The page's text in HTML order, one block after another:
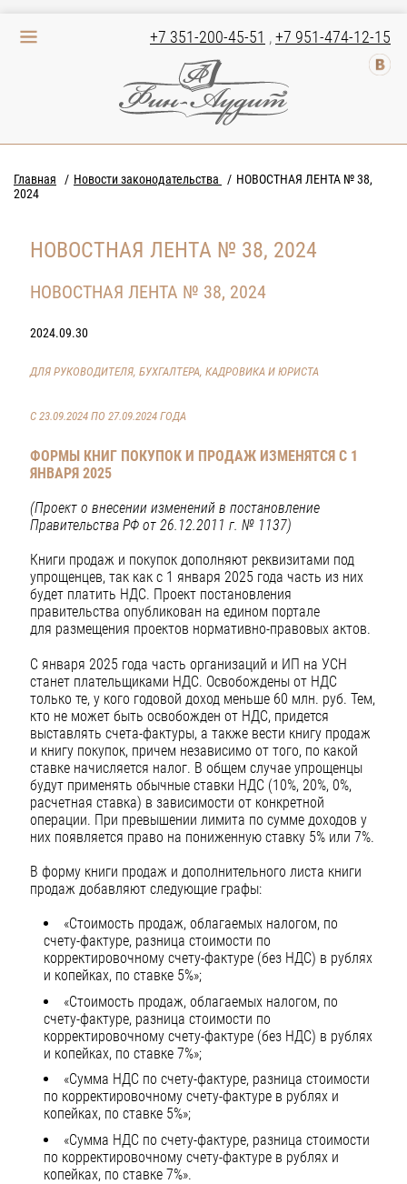
+7 351-200-45-51 ,+7 951-474-12-15
Главная Новости законодательства
НОВОСТНАЯ ЛЕНТА № 38,
2024
НОВОСТНАЯ ЛЕНТА № 38, 2024
НОВОСТНАЯ ЛЕНТА № 38, 2024
2024.09.30
ДЛЯ РУКОВОДИТЕЛЯ, БУХГАЛТЕРА, КАДРОВИКА И ЮРИСТА
С 23.09.2024 ПО 27.09.2024 ГОДА
ФОРМЫ КНИГ ПОКУПОК И ПРОДАЖ ИЗМЕНЯТСЯ С 1
ЯНВАРЯ 2025
(Проект о внесении изменений в постановление
Правительства РФ от 26.12.2011 г. № 1137)
Книги продаж и покупок дополняют реквизитами под
упрощенцев, так как с 1 января 2025 года часть из них
будет платить НДС. Проект постановления
правительства опубликован на едином портале
для размещения проектов нормативно-правовых актов.
С января 2025 года часть организаций и ИП на УСН
станет плательщиками НДС. Освобождены от НДС
только те, у кого годовой доход меньше 60 млн. руб. Тем,
кто не может быть освобожден от НДС, придется
выставлять счета-фактуры, а также вести книгу продаж
и книгу покупок, причем независимо от того, по какой
ставке начисляется налог. В общем случае упрощенцы
будут применять обычные ставки НДС (10%, 20%, 0%,
расчетная ставка) в зависимости от конкретной
операции. При превышении лимита по сумме доходов у
них появляется право на пониженную ставку 5% или 7%.
В форму книги продаж и дополнительного листа книги
продаж добавляют следующие графы:
«Стоимость продаж, облагаемых налогом, ‎по
счету-фактуре, разница стоимости по
корректировочному счету-фактуре (без НДС) в рублях
и копейках, по ставке 5%»;
«Стоимость продаж, облагаемых налогом, по
счету-фактуре, разница стоимости ‎по
корректировочному счету-фактуре (без НДС) в рублях
и копейках, ‎по ставке 7%»;
«Сумма НДС по счету-фактуре, разница стоимости
‎по корректировочному счету-фактуре в рублях и
копейках, по ставке 5%»;
«Сумма НДС по счету-фактуре, разница стоимости
‎по корректировочному счету-фактуре в рублях и
копейках, по ставке 7%».